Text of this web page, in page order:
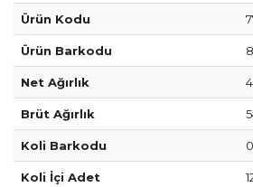
Ürün Kodu
Ürün Barkodu
Net Ağırlık
Brüt Ağırlık
Koli Barkodu
Koli İçi Adet